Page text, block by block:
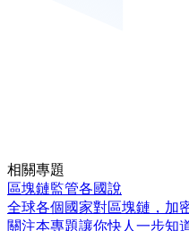
相關專題
區塊鏈監管各國說
全球各個國家對區塊鏈，加
關注本專題讓你快人一步知